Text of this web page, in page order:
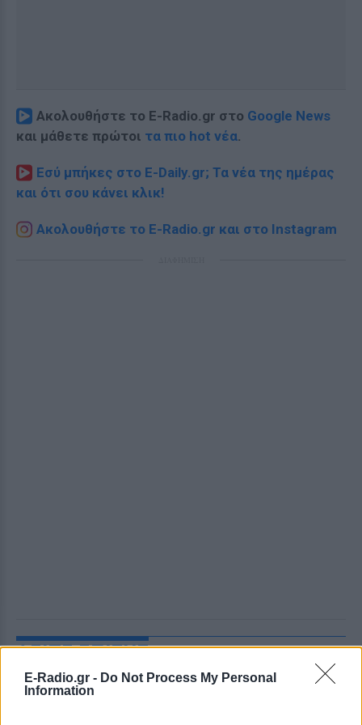
E-Radio.gr - Do Not Process My Personal
Information
Ακολουθήστε το E-Radio.gr στο Google News
και μάθετε πρώτοι τα πιο hot νέα.
Εσύ μπήκες στο E-Daily.gr; Τα νέα της ημέρας
και ότι σου κάνει κλικ!
Ακολουθήστε το E-Radio.gr και στο Instagram
ΔΕΙΤΕ ΕΠΙΣΗΣ
ΣΤΗΝ ΙΔΙΑ ΚΑΤΗΓΟΡΙΑ